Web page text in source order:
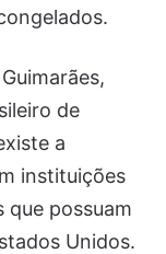
de
a
instituições
que possuam
Unidos.